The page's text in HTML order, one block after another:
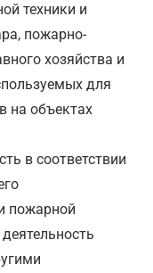
техники и
пожарно-
хозяйства и
для
на объектах
в соответствии
пожарной